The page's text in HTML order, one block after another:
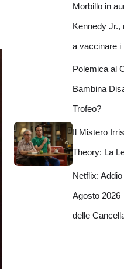
Morbillo in
Kennedy Jr.,
a vaccinare i
Polemica al
Bambina
Trofeo?
Il Mistero
Theory: La
Netflix:
Agosto 2026
delle